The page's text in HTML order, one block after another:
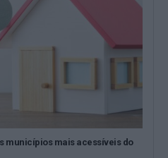
municípios mais acessíveis do